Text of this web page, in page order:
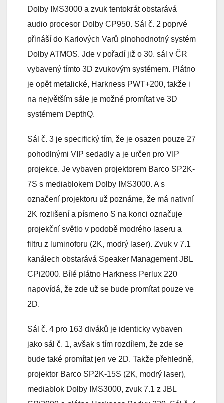
Dolby IMS3000 a zvuk tentokrát obstarává
audio procesor Dolby CP950. Sál č. 2 poprvé
přináší do Karlových Varů plnohodnotný systém
Dolby ATMOS. Jde v pořadí již o 30. sál v ČR
vybavený tímto 3D zvukovým systémem. Plátno
je opět metalické, Harkness PWT+200, takže i
na největším sále je možné promítat ve 3D
systémem DepthQ.
Sál č. 3 je specifický tím, že je osazen pouze 27
pohodlnými VIP sedadly a je určen pro VIP
projekce. Je vybaven projektorem Barco SP2K-
7S s mediablokem Dolby IMS3000. A s
označení projektoru už poznáme, že má nativní
2K rozlišení a písmeno S na konci označuje
projekční světlo v podobě modrého laseru a
filtru z luminoforu (2K, modrý laser). Zvuk v 7.1
kanálech obstarává Speaker Management JBL
CPi2000. Bílé plátno Harkness Perlux 220
napovídá, že zde už se bude promítat pouze ve
2D.
Sál č. 4 pro 163 diváků je identicky vybaven
jako sál č. 1, avšak s tím rozdílem, že zde se
bude také promítat jen ve 2D. Takže přehledně,
projektor Barco SP2K-15S (2K, modrý laser),
mediablok Dolby IMS3000, zvuk 7.1 z JBL